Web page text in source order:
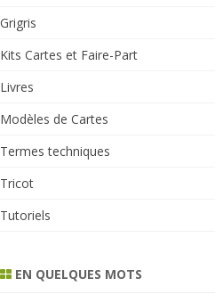
Grigris
Kits Cartes et Faire-Part
Livres
Modèles de Cartes
Termes techniques
Tricot
Tutoriels
EN QUELQUES MOTS